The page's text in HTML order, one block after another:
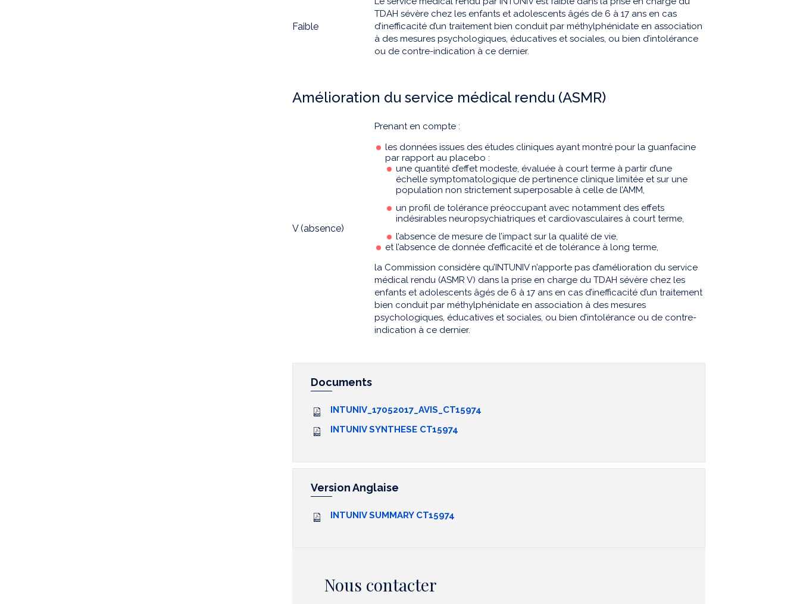
Faible
TDAH sévère chez les enfants et adolescents âgés de 6 à 17 ans en cas
d’inefficacité d’un traitement bien conduit par méthylphénidate en association
à des mesures psychologiques, éducatives et sociales, ou bien d’intolérance
ou de contre-indication à ce dernier.
Amélioration du service médical rendu (ASMR)
V (absence)
Prenant en compte :
les données issues des études cliniques ayant montré pour la guanfacine
par rapport au placebo :
une quantité d’effet modeste, évaluée à court terme à partir d’une
échelle symptomatologique de pertinence clinique limitée et sur une
population non strictement superposable à celle de l’AMM,
un profil de tolérance préoccupant avec notamment des effets
indésirables neuropsychiatriques et cardiovasculaires à court terme,
l’absence de mesure de l’impact sur la qualité de vie,
et l’absence de donnée d’efficacité et de tolérance à long terme,
la Commission considère qu’INTUNIV n’apporte pas d’amélioration du service
médical rendu (ASMR V) dans la prise en charge du TDAH sévère chez les
enfants et adolescents âgés de 6 à 17 ans en cas d’inefficacité d’un traitement
bien conduit par méthylphénidate en association à des mesures
psychologiques, éducatives et sociales, ou bien d’intolérance ou de contre-
indication à ce dernier.
Documents
INTUNIV_17052017_AVIS_CT15974
INTUNIV SYNTHESE CT15974
Version Anglaise
INTUNIV SUMMARY CT15974
Nous contacter